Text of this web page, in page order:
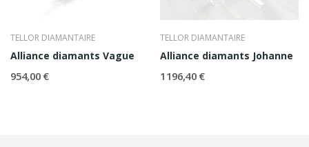
TELLOR DIAMANTAIRE
Alliance diamants Vague
954,00 €
TELLOR DIAMANTAIRE
Alliance diamants Johanne
1 196,40 €